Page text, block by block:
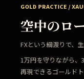
GOLD PRACTICE /
空中のロ
FXという綱渡りで、
1万円を守りながら、
再現できるゴールド